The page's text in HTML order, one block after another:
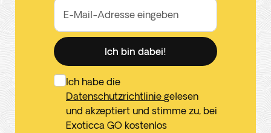
E-Mail-Adresse eingeben
Ich bin dabei!
Ich habe die
Datenschutzrichtlinie gelesen
und akzeptiert und stimme zu, bei
Exoticca GO kostenlos